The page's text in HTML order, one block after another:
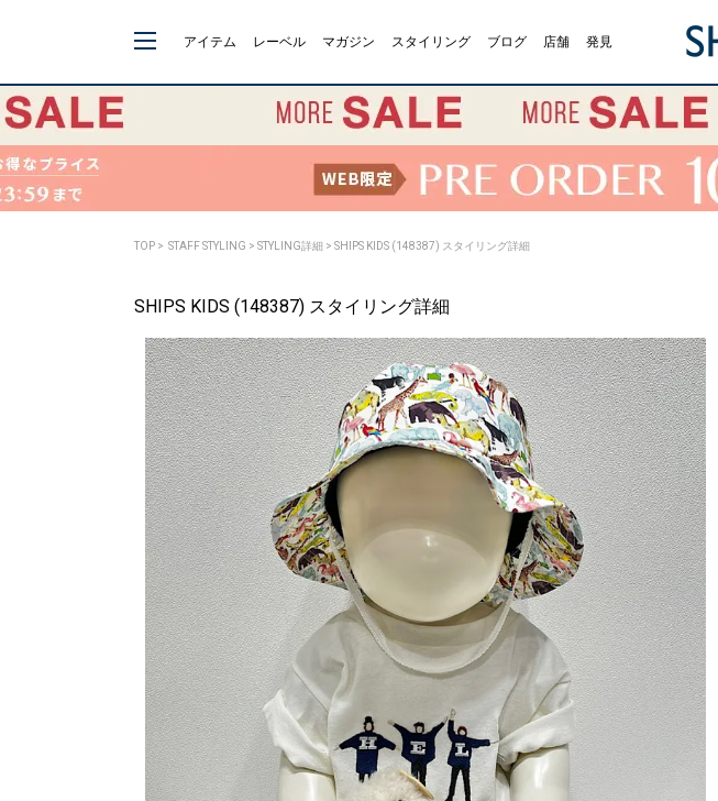
アイテム レーベル マガジン スタイリング ブログ 店舗 発見
TOP > STAFF STYLING > STYLING詳細 > SHIPS KIDS (148387) スタイリング詳細
SHIPS KIDS (148387) スタイリング詳細